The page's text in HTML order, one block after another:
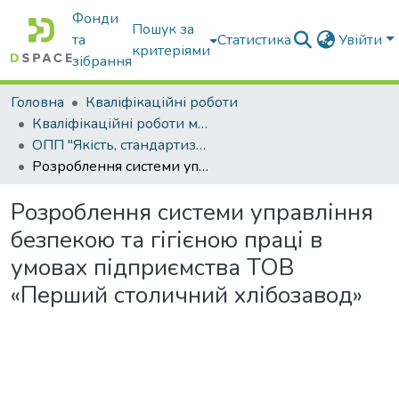
Фонди
та
зібрання
Пошук за
критеріями
Статистика Увійти
Головна
Кваліфікаційні роботи
Кваліфікаційні роботи магістрів
ОПП "Якість, стандартизація та сертифікація"
Розроблення системи управління безпекою та гігієною праці в умовах підприємства ТОВ «Перший столичний хлібозавод»
Розроблення системи управління
безпекою та гігієною праці в
умовах підприємства ТОВ
«Перший столичний хлібозавод»